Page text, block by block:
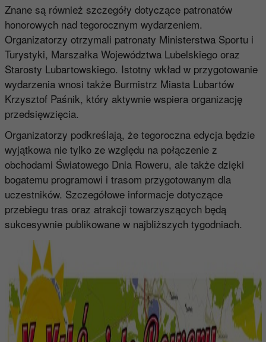
Znane są również szczegóły dotyczące patronatów
honorowych nad tegorocznym wydarzeniem.
Organizatorzy otrzymali patronaty Ministerstwa Sportu i
Turystyki, Marszałka Województwa Lubelskiego oraz
Starosty Lubartowskiego. Istotny wkład w przygotowanie
wydarzenia wnosi także Burmistrz Miasta Lubartów
Krzysztof Paśnik, który aktywnie wspiera organizację
przedsięwzięcia.
Organizatorzy podkreślają, że tegoroczna edycja będzie
wyjątkowa nie tylko ze względu na połączenie z
obchodami Światowego Dnia Roweru, ale także dzięki
bogatemu programowi i trasom przygotowanym dla
uczestników. Szczegółowe informacje dotyczące
przebiegu tras oraz atrakcji towarzyszących będą
sukcesywnie publikowane w najbliższych tygodniach.